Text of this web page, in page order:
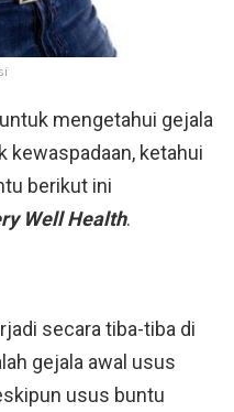
mengetahui gejala
kewaspadaan, ketahui
berikut ini
Well Health.
secara tiba-tiba di
gejala awal usus
usus buntu